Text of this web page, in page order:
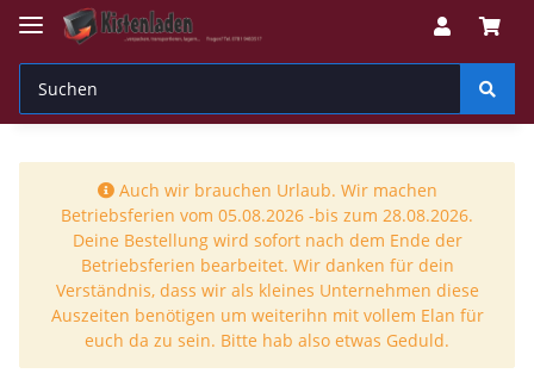
Auch wir brauchen Urlaub. Wir machen
Betriebsferien vom 05.08.2026 -bis zum 28.08.2026.
Deine Bestellung wird sofort nach dem Ende der
Betriebsferien bearbeitet. Wir danken für dein
Verständnis, dass wir als kleines Unternehmen diese
Auszeiten benötigen um weiterihn mit vollem Elan für
euch da zu sein. Bitte hab also etwas Geduld.